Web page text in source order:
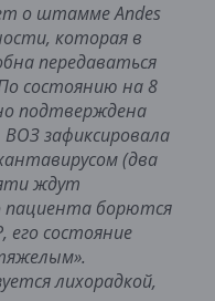
о штамме Andes
которая в
передаваться
состоянию на 8
подтверждена
зафиксировала
(два
ждут
пациента борются
его состояние
лихорадкой,